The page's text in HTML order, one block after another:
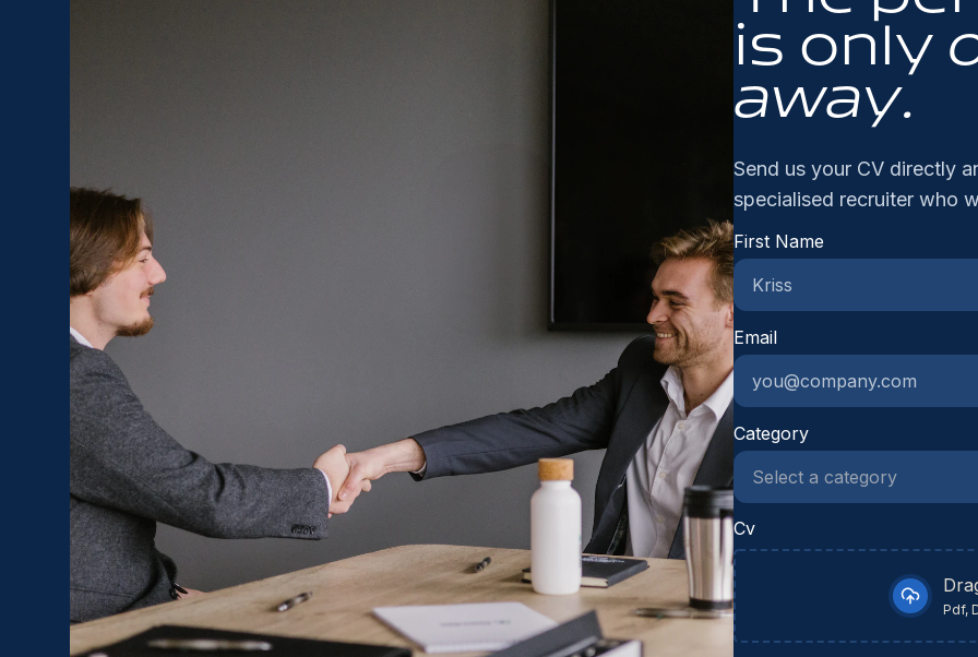
is only
away.
Send us your CV directly
specialised recruiter who
First Name
Email
Category
Cv
Pdf,